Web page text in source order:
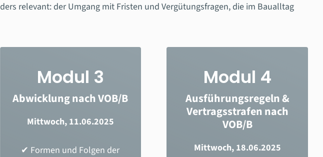
relevant: der Umgang mit Fristen und Vergütungsfragen, die im Baualltag
Modul 3
Abwicklung nach VOB/B
Mittwoch, 11.06.2025
✔ Formen und Folgen der
Modul 4
Ausführungsregeln &
Vertragsstrafen nach
VOB/B
Mittwoch, 18.06.2025